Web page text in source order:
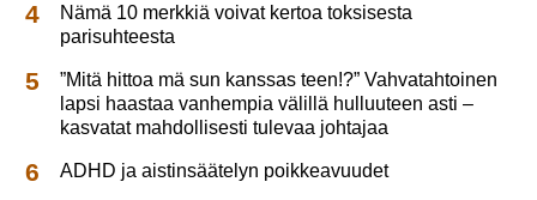
Nämä 10 merkkiä voivat kertoa toksisesta
parisuhteesta
”Mitä hittoa mä sun kanssas teen!?” Vahvatahtoinen
lapsi haastaa vanhempia välillä hulluuteen asti –
kasvatat mahdollisesti tulevaa johtajaa
ADHD ja aistinsäätelyn poikkeavuudet